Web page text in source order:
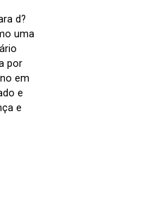
d?
uma
por
em
e
e